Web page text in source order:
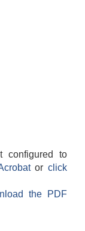
configured to
orclick
the PDF